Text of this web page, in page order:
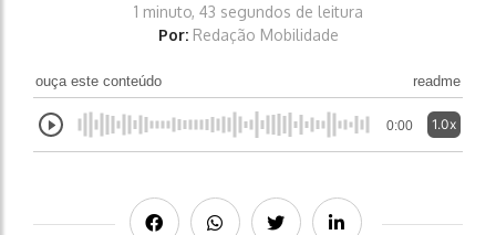
1 minuto, 43 segundos de leitura
Por: Redação Mobilidade
ouça este conteúdo readme
0:00 1.0x